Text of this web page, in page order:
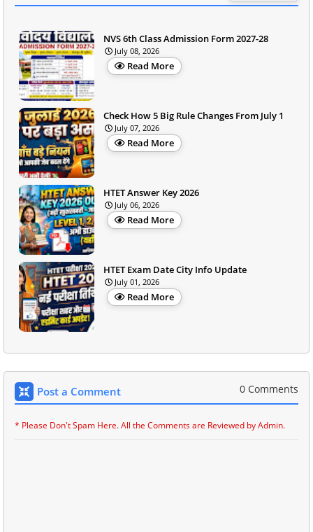
NVS 6th Class Admission Form 2027-28
July 08, 2026
Read More
Check How 5 Big Rule Changes From July 1
July 07, 2026
Read More
HTET Answer Key 2026
July 06, 2026
Read More
HTET Exam Date City Info Update
July 01, 2026
Read More
Post a Comment 0 Comments
* Please Don't Spam Here. All the Comments are Reviewed by Admin.